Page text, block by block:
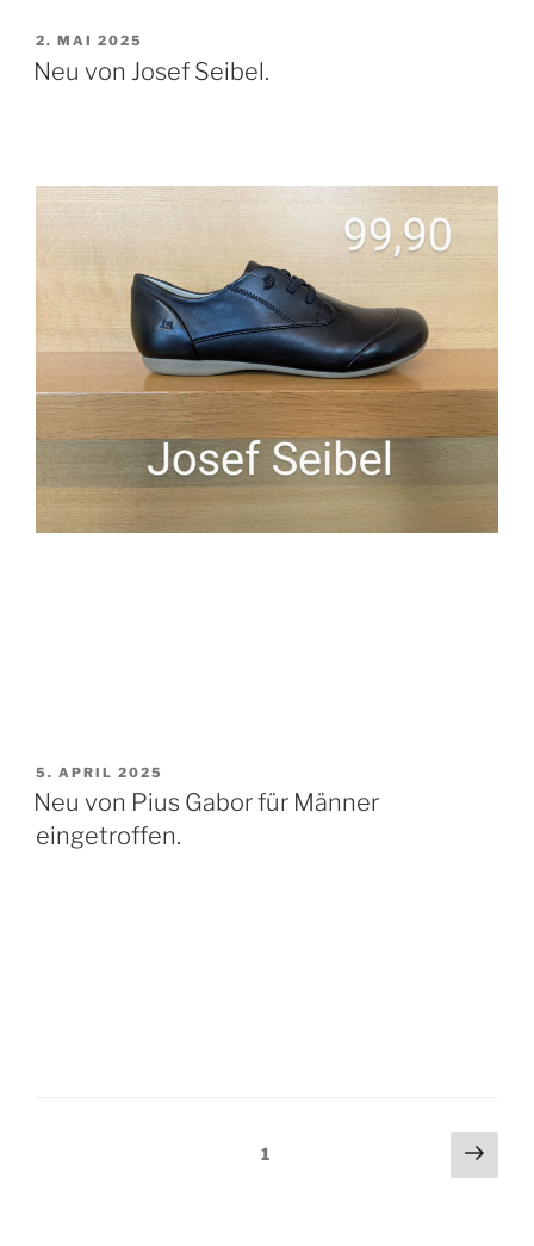
VERÖFFENTLICHT
AM
2. MAI 2025
Neu von Josef Seibel.
VERÖFFENTLICHT
AM
5. APRIL 2025
Neu von Pius Gabor für Männer
eingetroffen.
Seitennummerierung
Seite1